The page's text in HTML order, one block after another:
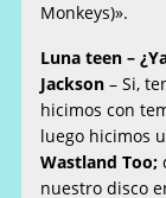
Monkeys)».
Luna teen – ¿
Jackson – Si,
hicimos con
luego hicimos
Wastland Too;
nuestro disco